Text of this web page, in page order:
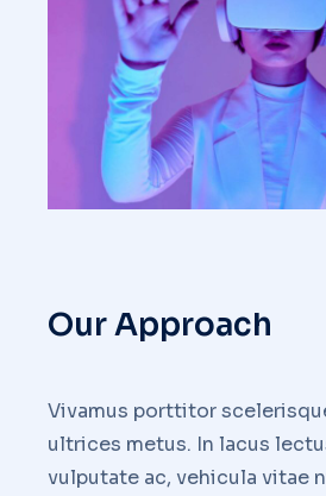
Our Approach
Vivamus porttitor
ultrices metus. In lacus
vulputate ac, vehicula vitae